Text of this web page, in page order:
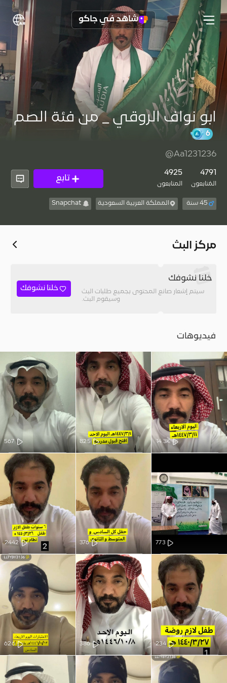
شاهد في جاكو
ابو نواف الروقي _ من فئة الصم
@Aa1231236
4791
المُتابعون
4925
المتابعون
تابع
45 سنة المملكة العربية السعودية Snapchat
مركز البث
خلنا نشوفك
سيتم إشعار صانع المحتوى بجميع طلبات البث
وسيقوم البث.
خلنا نشوفك
فيديوهات
14.3K
825
567
773
376
2442
234
386
626